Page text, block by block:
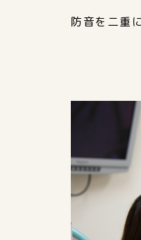
防音を二重